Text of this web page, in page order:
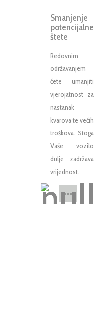
Smanjenje
potencijalne
štete
Redovnim
održavanjem
ćete umanjiti
vjerojatnost za
nastanak
kvarova te većih
troškova. Stoga
Vaše vozilo
dulje zadržava
vrijednost.